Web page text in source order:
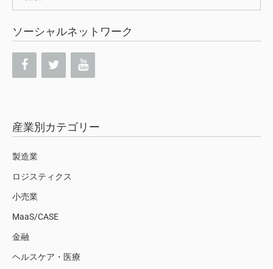
索:
ソーシャルネットワーク
産業別カテゴリー
製造業
ロジスティクス
小売業
MaaS/CASE
金融
ヘルスケア・医療